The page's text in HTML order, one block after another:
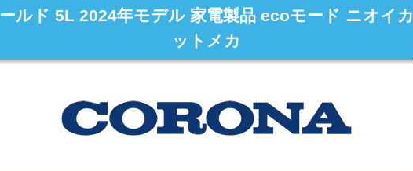
ールド 5L 2024年モデル 家電製品 ecoモード ニオイカ
ットメカ